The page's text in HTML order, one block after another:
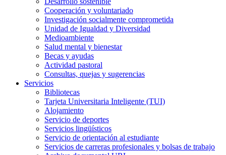
Cooperación y voluntariado
Investigación socialmente comprometida
Unidad de Igualdad y Diversidad
Medioambiente
Salud mental y bienestar
Becas y ayudas
Actividad pastoral
Consultas, quejas y sugerencias
Servicios
Bibliotecas
Tarjeta Universitaria Inteligente (TUI)
Alojamiento
Servicio de deportes
Servicios lingüísticos
Servicio de orientación al estudiante
Servicios de carreras profesionales y bolsas de trabajo